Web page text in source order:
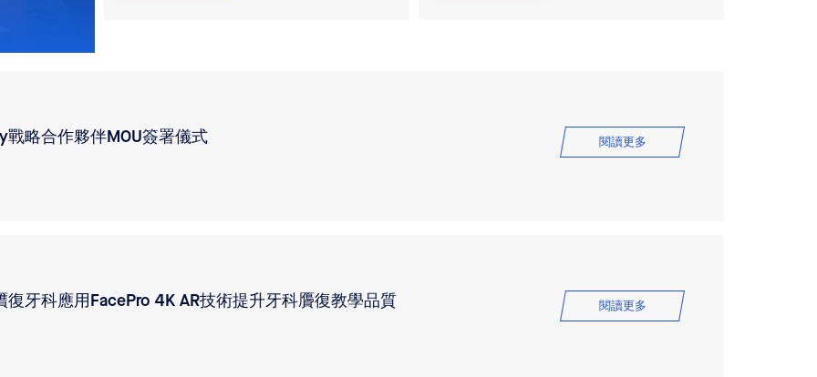
略合作夥伴MOU簽署儀式 閱讀更多
復牙科應用FacePro 4K AR技術提升牙科贗復教學品質 閱讀更多